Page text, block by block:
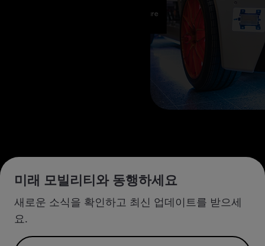
미래 모빌리티와 동행하세요
새로운 소식을 확인하고 최신 업데이트를 받으세
요.